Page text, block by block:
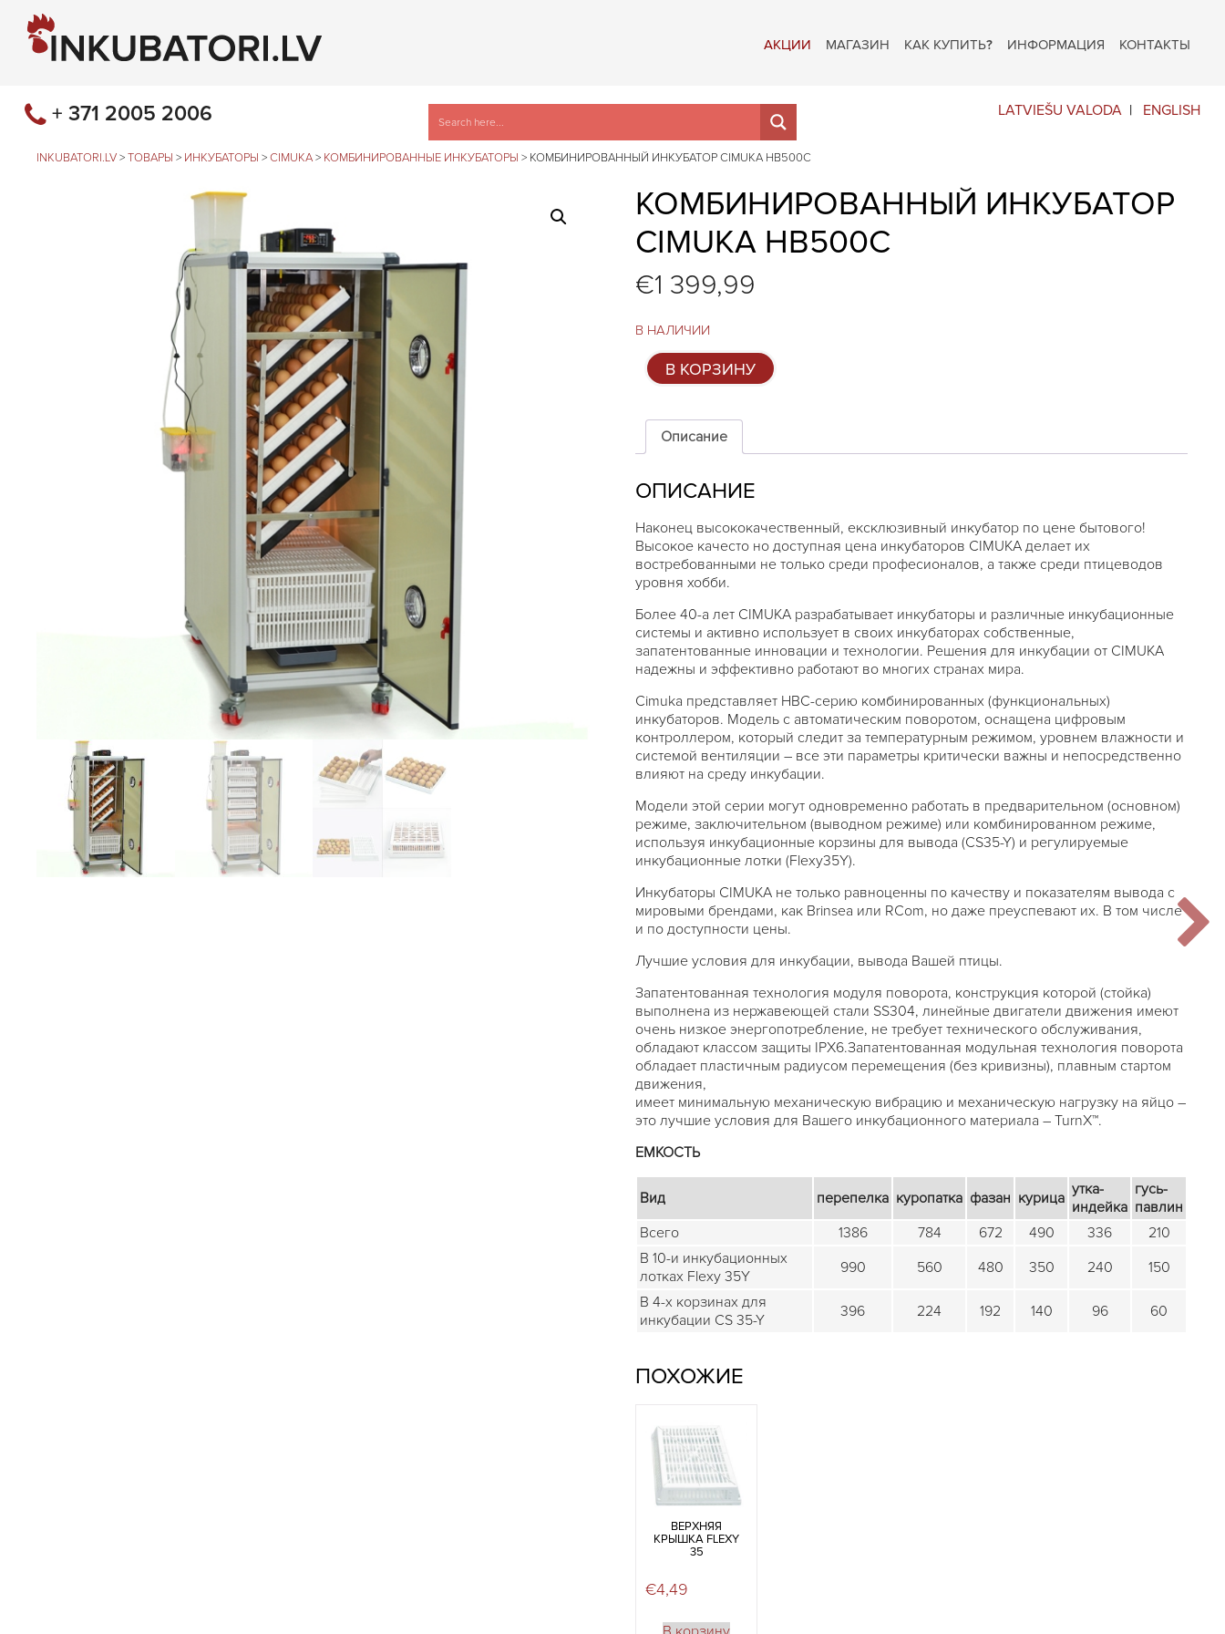
АКЦИИ МАГАЗИН КАК КУПИТЬ? ИНФОРМАЦИЯ КОНТАКТЫ
LATVIEŠU VALODA ENGLISH
+ 371 2005 2006
INKUBATORI.LV > ТОВАРЫ > ИНКУБАТОРЫ > CIMUKA > КОМБИНИРОВАННЫЕ ИНКУБАТОРЫ > КОМБИНИРОВАННЫЙ ИНКУБАТОР CIMUKA HB500C
КОМБИНИРОВАННЫЙ ИНКУБАТОР
CIMUKA HB500C
€1 399,99
В НАЛИЧИИ
Количество
товара
инкубатор
CIMUKA
HB500C
В КОРЗИНУ
Описание
ОПИСАНИЕ
Наконец высококачественный, ексклюзивный инкубатор по цене бытового!
Высокое качесто но доступная цена инкубаторов CIMUKA делает их
востребованными не только среди професионалов, а также среди птицеводов
уровня хобби.
Более 40-а лет CIMUKA разрабатывает инкубаторы и различные инкубационные
системы и активно использует в своих инкубаторах собственные,
запатентованные инновации и технологии. Решения для инкубации от CIMUKA
надежны и эффективно работают во многих странах мира.
Cimuka представляет HBC-серию комбинированных (функциональных)
инкубаторов. Модель с автоматическим поворотом, оснащена цифровым
контроллером, который следит за температурным режимом, уровнем влажности и
системой вентиляции – все эти параметры критически важны и непосредственно
влияют на среду инкубации.
Модели этой серии могут одновременно работать в предварительном (основном)
режиме, заключительном (выводном режиме) или комбинированном режиме,
используя инкубационные корзины для вывода (CS35-Y) и регулируемые
инкубационные лотки (Flexy35Y).
Инкубаторы CIMUKA не только равноценны по качеству и показателям вывода с
мировыми брендами, как Brinsea или RCom, но даже преуспевают их. В том числе
и по доступности цены.
Лучшие условия для инкубации, вывода Вашей птицы.
Запатентованная технология модуля поворота, конструкция которой (стойка)
выполнена из нержавеющей стали SS304, линейные двигатели движения имеют
очень низкое энергопотребление, не требует технического обслуживания,
обладают классом защиты IPX6.Запатентованная модульная технология поворота
обладает пластичным радиусом перемещения (без кривизны), плавным стартом
движения,
имеет минимальную механическую вибрацию и механическую нагрузку на яйцо –
это лучшие условия для Вашего инкубационного материала – TurnX™.
ЕМКОСТЬ
Вид перепелка куропатка фазан курица
утка-
индейка
гусь-
павлин
Всего
1386 784 672 490 336
210
В 10-и инкубационных
лотках Flexy 35Y
990 560 480 350 240 150
В 4-х корзинах для
инкубации CS 35-Y
396 224 192 140 96 60
ПОХОЖИЕ
ВЕРХНЯЯ
КРЫШКА FLEXY
35
€4,49
В корзину